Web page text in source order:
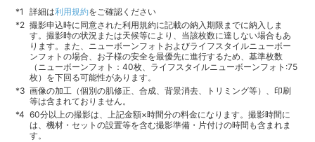
詳細は利用規約をご確認ください
撮影申込時に同意された利用規約に記載の納入期限までに納入しま
す。撮影時の状況または天候等により、当該枚数に達しない場合もあ
ります。また、ニューボーンフォトおよびライフスタイルニューボー
ンフォトの場合、お子様の安全を最優先に進行するため、基準枚数
（ニューボーンフォト：40枚、ライフスタイルニューボーンフォト:75
枚）を下回る可能性があります。
画像の加工（個別の肌修正、合成、背景消去、トリミング等）、印刷
等は含まれておりません。
60分以上の撮影は、上記金額×時間分の料金になります。撮影時間に
は、機材・セットの設置等を含む撮影準備・片付けの時間も含まれま
す。